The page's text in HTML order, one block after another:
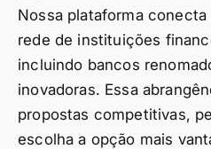
Nossa plataforma
rede de instituições
incluindo bancos
inovadoras. Essa
propostas competitivas,
escolha a opção mais